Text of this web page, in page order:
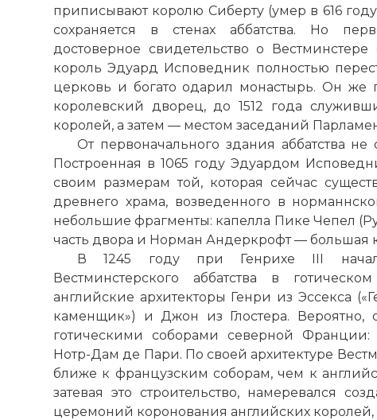
приписывают королю Сиберту (умер в 616
сохраняется в стенах аббатства. Но
достоверное свидетельство о Вестминстере
король Эдуард Исповедник полностью
церковь и богато одарил монастырь. Он же
королевский дворец, до 1512 года
королей, а затем — местом заседаний
От первоначального здания аббатства не
Построенная в 1065 году Эдуардом
своим размерам той, которая сейчас
древнего храма, возведенного в
небольшие фрагменты: капелла Пике Чепел
часть двора и Норман Андеркрофт — большая
В 1245 году при Генрихе III
Вестминстерского аббатства в
английские архитекторы Генри из Эссекса
каменщик») и Джон из Глостера.
готическими соборами северной
Нотр-Дам де Пари. По своей архитектуре
ближе к французским соборам, чем к
затевая это строительство, намеревался
церемоний коронования английских
Фото